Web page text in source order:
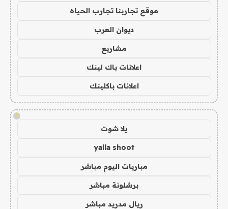
موقع تجاربنا تجارب الحياه
ديوان العرب
مشاريع
اعلانات باك لينك
اعلانات باكلينك
!
يلا شوت
yalla shoot
مباريات اليوم مباشر
برشلونة مباشر
ريال مدريد مباشر